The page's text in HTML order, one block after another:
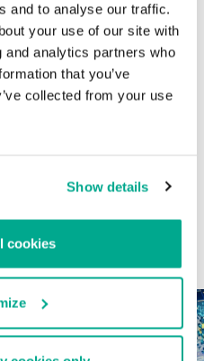
and to analyse our traffic.
your use of our site with
analytics partners who
that you’ve
collected from your use
Show details
cookies
Correo electrónico*